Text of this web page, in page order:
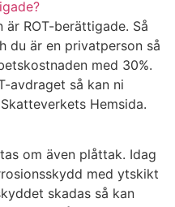
ROT-berättigade. Så
du är en privatperson så
med 30%.
avdraget så kan ni
Hemsida.
om även plåttak. Idag
med ytskikt
skadas så kan